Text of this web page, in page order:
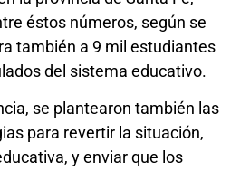
éstos números, según se
también a 9 mil estudiantes
del sistema educativo.
se plantearon también las
para revertir la situación,
y enviar que los